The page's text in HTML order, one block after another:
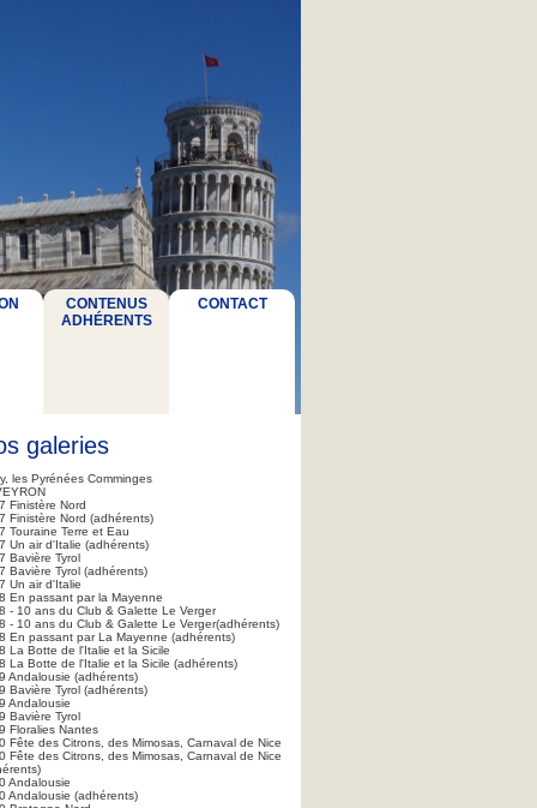
CONTENUS
ADHÉRENTS
CONTACT
galeries
les Pyrénées Comminges
Finistère Nord
Finistère Nord (adhérents)
Touraine Terre et Eau
Un air d'Italie (adhérents)
Bavière Tyrol
Bavière Tyrol (adhérents)
Un air d'Italie
En passant par la Mayenne
- 10 ans du Club & Galette Le Verger
- 10 ans du Club & Galette Le Verger(adhérents)
En passant par La Mayenne (adhérents)
La Botte de l'Italie et la Sicile
La Botte de l'Italie et la Sicile (adhérents)
Andalousie (adhérents)
Bavière Tyrol (adhérents)
Andalousie
Bavière Tyrol
Floralies Nantes
Fête des Citrons, des Mimosas, Carnaval de Nice
Fête des Citrons, des Mimosas, Carnaval de Nice
Andalousie
Andalousie (adhérents)